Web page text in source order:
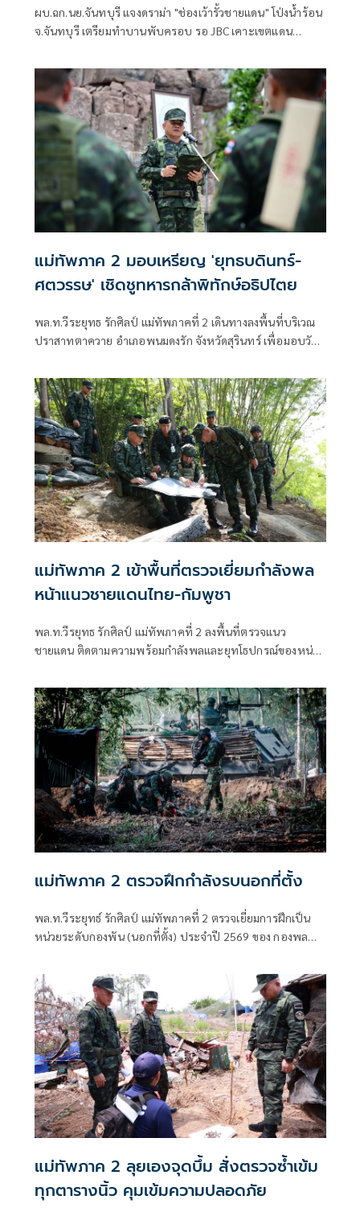
ผบ.ฉก.นย.จันทบุรี แจงดราม่า "ช่องเว้ารั้วชายแดน" โป่งน้ำร้อน
จ.จันทบุรี เตรียมทำบานพับครอบ รอ JBC เคาะเขตแดน
กองทัพสร้างทุกแนวรบ ลั่นถ้าไม่ทำอีก 100 ปีก็คุยไม่จบ
แม่ทัพภาค 2 มอบเหรียญ 'ยุทธบดินทร์-
ศตวรรษ' เชิดชูทหารกล้าพิทักษ์อธิปไตย
พล.ท.วีระยุทธ รักศิลป์ แม่ทัพภาคที่ 2 เดินทางลงพื้นที่บริเวณ
ปราสาทตาควาย อำเภอพนมดงรัก จังหวัดสุรินทร์ เพื่อมอบวัตถุ
แรก) แก่กำลังพลที่ปฏิบัติหน้าที่ตามแนวชายแดน เพื่อสร้าง
ขวัญกำลังใจและความเป็นสิริมงคลแก่ผู้ปฏิบัติภารกิจปกป้อง
อธิปไตยของชาติ
แม่ทัพภาค 2 เข้าพื้นที่ตรวจเยี่ยมกำลังพล
หน้าแนวชายแดนไทย-กัมพูชา
พล.ท.วีรยุทธ รักศิลป์ แม่ทัพภาคที่ 2 ลงพื้นที่ตรวจแนว
ชายแดน ติดตามความพร้อมกำลังพลและยุทโธปกรณ์ของหน่วย
งาน และสร้างขวัญกำลังใจแก่กำลังพลผู้ปฏิบัติหน้าที่พิทักษ์
อธิปไตยของชาติอย่างใกล้ชิด
แม่ทัพภาค 2 ตรวจฝึกกำลังรบนอกที่ตั้ง
พล.ท.วีระยุทธ์ รักศิลป์ แม่ทัพภาคที่ 2 ตรวจเยี่ยมการฝึกเป็น
หน่วยระดับกองพัน (นอกที่ตั้ง) ประจำปี 2569 ของ กองพล
แผนการปฏิบัติ ตลอดจนเสริมสร้างความพร้อมรบและขีดความ
สามารถของกำลังพลให้มีความพร้อมในการปฏิบัติภารกิจในทุก
มิติ
แม่ทัพภาค 2 ลุยเองจุดบึ้ม สั่งตรวจซ้ำเข้ม
ทุกตารางนิ้ว คุมเข้มความปลอดภัย